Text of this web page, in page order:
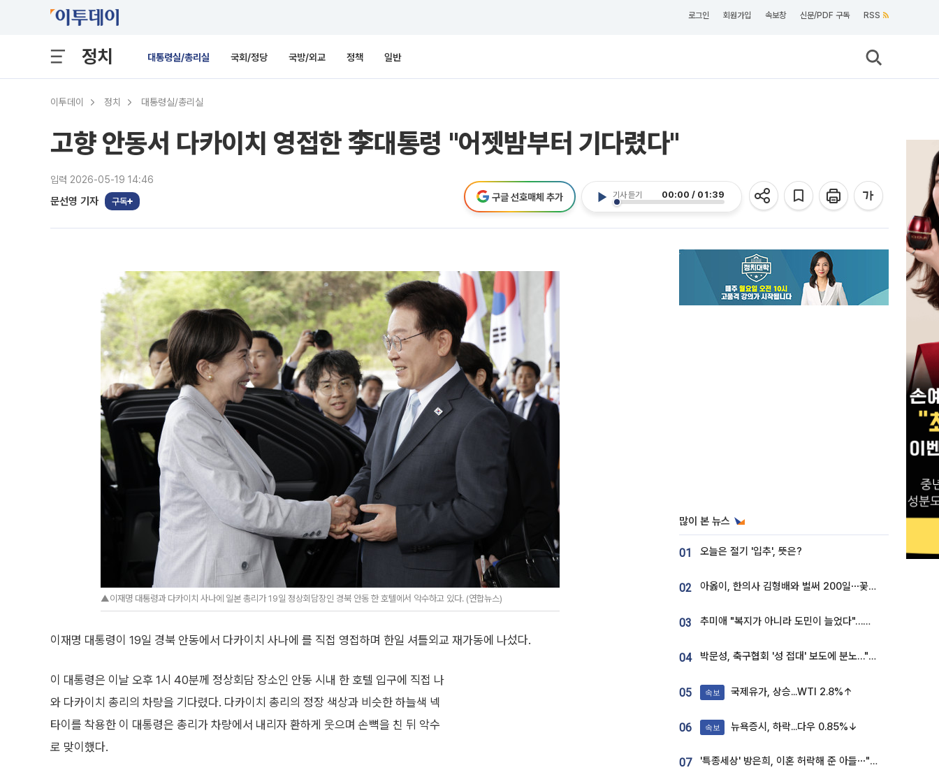
로그인 회원가입 속보창 신문/PDF 구독 RSS
정치 대통령실/총리실 국회/정당 국방/외교 정책 일반
이투데이 정치 대통령실/총리실
고향 안동서 다카이치 영접한 李대통령 "어젯밤부터 기다렸다"
입력 2026-05-19 14:46
문선영 기자 구독
기사 듣기 00:00 / 01:39
구글 선호매체 추가
▲이재명 대통령과 다카이치 사나에 일본 총리가 19일 정상회담장인 경북 안동 한 호텔에서 악수하고 있다. (연합뉴스)
이재명 대통령이 19일 경북 안동에서 다카이치 사나에 를 직접 영접하며 한일 셔틀외교 재가동에 나섰다.
이 대통령은 이날 오후 1시 40분께 정상회담 장소인 안동 시내 한 호텔 입구에 직접 나
와 다카이치 총리의 차량을 기다렸다. 다카이치 총리의 정장 색상과 비슷한 하늘색 넥
타이를 착용한 이 대통령은 총리가 차량에서 내리자 환하게 웃으며 손뼉을 친 뒤 악수
로 맞이했다.
많이 본 뉴스
01 오늘은 절기 '입추', 뜻은?
02 아옳이, 한의사 김형배와 벌써 200일⋯꽃다발 들고 "프러포즈 아냐"
03 추미애 "복지가 아니라 도민이 늘었다"…재정난 책임론 정면돌파
04 박문성, 축구협회 '성 접대' 보도에 분노…"다 말아먹으려고 작정했나"
05 속보 국제유가, 상승...WTI 2.8%↑
06 속보 뉴욕증시, 하락...다우 0.85%↓
07 '특종세상' 방은희, 이혼 허락해 준 아들⋯"너무 잘 커줬다" 오열